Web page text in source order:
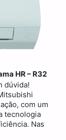
HR – R32
dúvida!
com um
tecnologia
Nas